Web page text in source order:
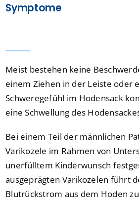
Symptome
Meist bestehen keine
einem Ziehen in der Leiste oder
Schweregefühl im Hodensack
eine Schwellung des
Bei einem Teil der männlichen
Varikozele im Rahmen von
unerfülltem Kinderwunsch
ausgeprägten Varikozelen führt
Blutrückstrom aus dem Hoden